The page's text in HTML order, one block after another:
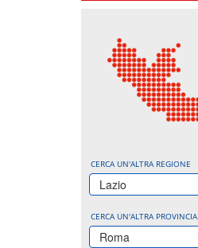
CERCA UN'ALTRA REGIONE
Lazio
CERCA UN'ALTRA PROVINCIA
Roma